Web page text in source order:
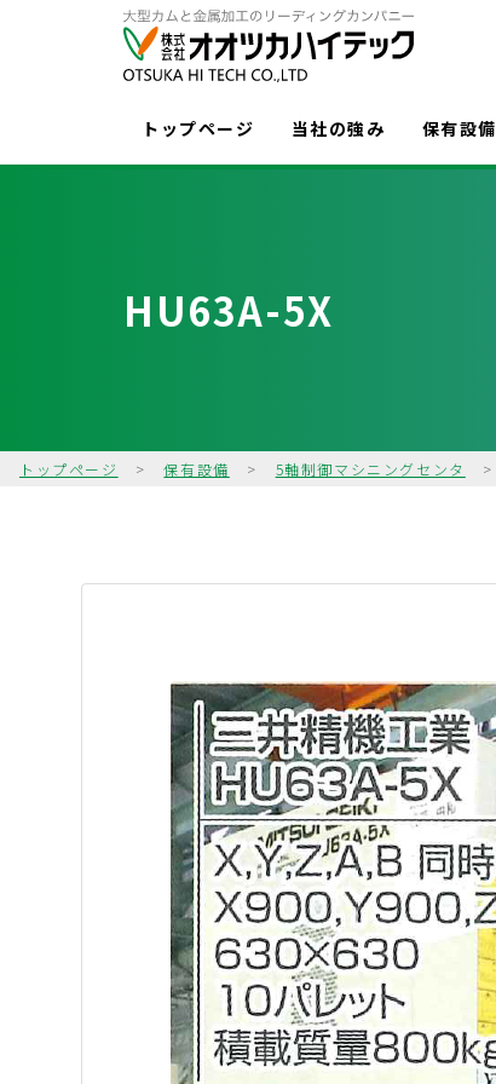
トップページ 当社の強み 保有設備
HU63A-5X
トップページ > 保有設備 > 5軸制御マシニングセンタ >